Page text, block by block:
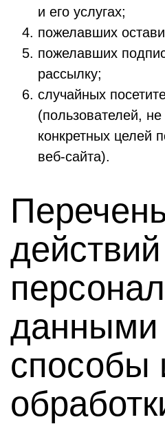
и его услугах;
пожелавших
пожелавших
рассылку;
случайных
(пользователей,
конкретных целей
веб-сайта).
данными
способы